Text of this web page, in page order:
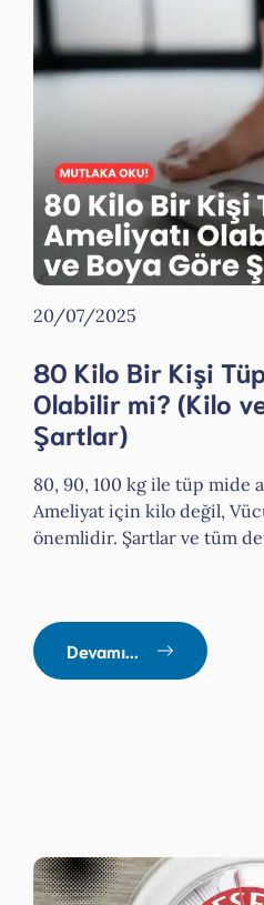
20/07/2025
80 Kilo Bir Kişi
Olabilir mi? (Kilo
Şartlar)
80, 90, 100 kg ile tüp mide
Ameliyat için kilo değil,
önemlidir. Şartlar ve tüm
Devamı...